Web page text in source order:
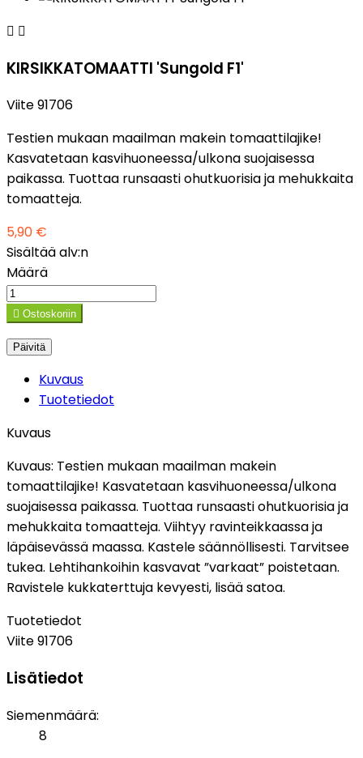
 
KIRSIKKATOMAATTI 'Sungold F1'
Viite91706
Testien mukaan maailman makein tomaattilajike!
Kasvatetaan kasvihuoneessa/ulkona suojaisessa
paikassa. Tuottaa runsaasti ohutkuorisia ja mehukkaita
tomaatteja.
5,90 €
Sisältää alv:n
Määrä
 Ostoskoriin
Kuvaus
Tuotetiedot
Kuvaus
Kuvaus: Testien mukaan maailman makein
tomaattilajike! Kasvatetaan kasvihuoneessa/ulkona
suojaisessa paikassa. Tuottaa runsaasti ohutkuorisia ja
mehukkaita tomaatteja. Viihtyy ravinteikkaassa ja
läpäisevässä maassa. Kastele säännöllisesti. Tarvitsee
tukea. Lehtihankoihin kasvavat ”varkaat” poistetaan.
Ravistele kukkaterttuja kevyesti, lisää satoa.
Tuotetiedot
Viite91706
Lisätiedot
Siemenmäärä:
8